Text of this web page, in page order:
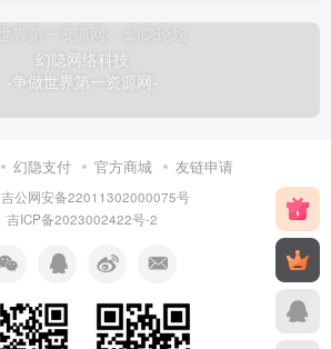
幻隐网络科技
-争做世界第一资源网-
幻隐支付 官方商城 友链申请
吉公网安备22011302000075号
吉ICP备2023002422号-2